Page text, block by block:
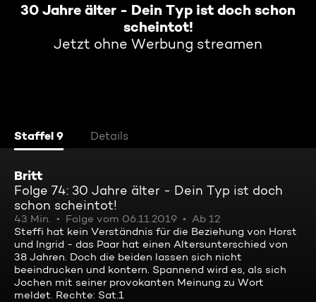
30 Jahre älter - Dein Typ ist doch schon
scheintot!
Jetzt ohne Werbung streamen
Staffel 9 Details
Britt
Folge 74: 30 Jahre älter - Dein Typ ist doch
schon scheintot!
43 Min. Folge vom 06.11.2019
Ab 12
Steffi hat kein Verständnis für die Beziehung von Horst
und Ingrid - das Paar hat einen Altersunterschied von
38 Jahren. Doch die beiden lassen sich nicht
beeindrucken und kontern. Spannend wird es, als sich
Jochen mit seiner provokanten Meinung zu Wort
meldet. Rechte: Sat.1